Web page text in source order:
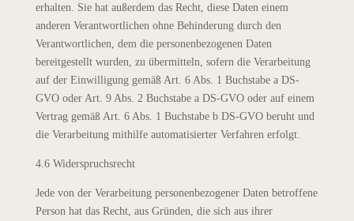
erhalten. Sie hat außerdem das Recht, diese Daten einem
anderen Verantwortlichen ohne Behinderung durch den
Verantwortlichen, dem die personenbezogenen Daten
bereitgestellt wurden, zu übermitteln, sofern die Verarbeitung
auf der Einwilligung gemäß Art. 6 Abs. 1 Buchstabe a DS-
GVO oder Art. 9 Abs. 2 Buchstabe a DS-GVO oder auf einem
Vertrag gemäß Art. 6 Abs. 1 Buchstabe b DS-GVO beruht und
die Verarbeitung mithilfe automatisierter Verfahren erfolgt.
4.6 Widerspruchsrecht
Jede von der Verarbeitung personenbezogener Daten betroffene
Person hat das Recht, aus Gründen, die sich aus ihrer